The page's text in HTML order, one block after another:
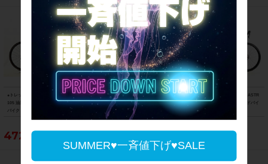
SUMMER♥一斉値下げ♥SALE
●トレック TREK マドン MADONE SL6
105 油圧DISC 2021年 カーボンロード
バイク 52サイズ リチウムグレー/トレ
472,153円
フェルト FELT F5 105 2013年 カーボ
ンロードバイク 58サイズ ブラック
サンピード SUNPEED アストロ ASTR
O Tiagra 油圧DISC 2025年 ロードバイ
ク Lサイズ ブラック